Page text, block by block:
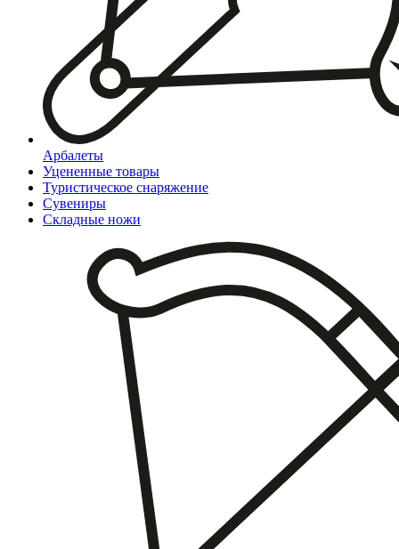
Арбалеты
Уцененные товары
Туристическое снаряжение
Сувениры
Складные ножи